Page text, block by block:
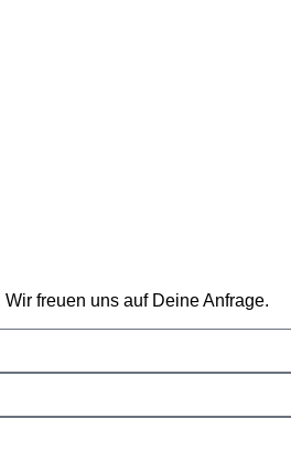
Wir freuen uns auf Deine Anfrage.